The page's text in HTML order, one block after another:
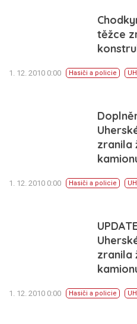
těžce
1. 12. 2010 0:00 Hasiči a policie UH
zranila
1. 12. 2010 0:00 Hasiči a policie UH
zranila
1. 12. 2010 0:00 Hasiči a policie UH